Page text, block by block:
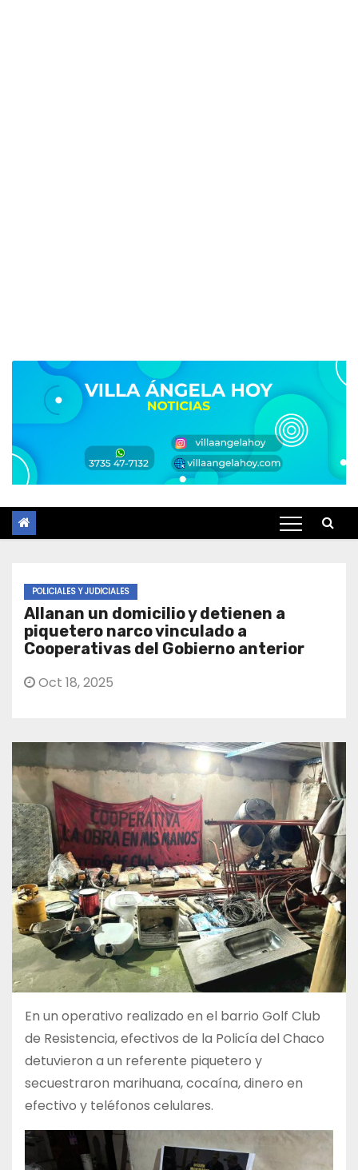
POLICIALES Y JUDICIALES
Allanan un domicilio y detienen a
piquetero narco vinculado a
Cooperativas del Gobierno anterior
Oct 18, 2025
En un operativo realizado en el barrio Golf Club
de Resistencia, efectivos de la Policía del Chaco
detuvieron a un referente piquetero y
secuestraron marihuana, cocaína, dinero en
efectivo y teléfonos celulares.